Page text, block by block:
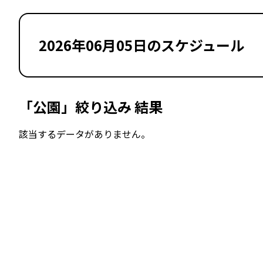
2026年06月05日のスケジュール
「公園」絞り込み 結果
該当するデータがありません。